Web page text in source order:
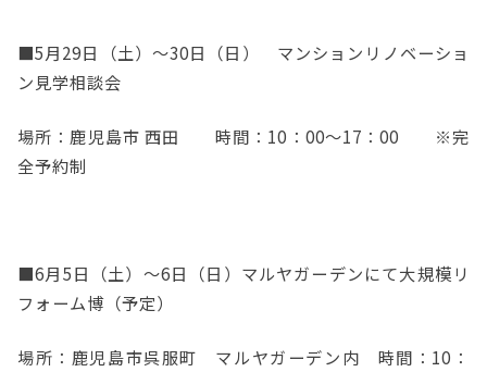
■5月29日（土）～30日（日） マンションリノベーショ
ン見学相談会
場所：鹿児島市 西田 時間：10：00～17：00 ※完
全予約制
■6月5日（土）～6日（日）マルヤガーデンにて大規模リ
フォーム博（予定）
場所：鹿児島市呉服町 マルヤガーデン内 時間：10：